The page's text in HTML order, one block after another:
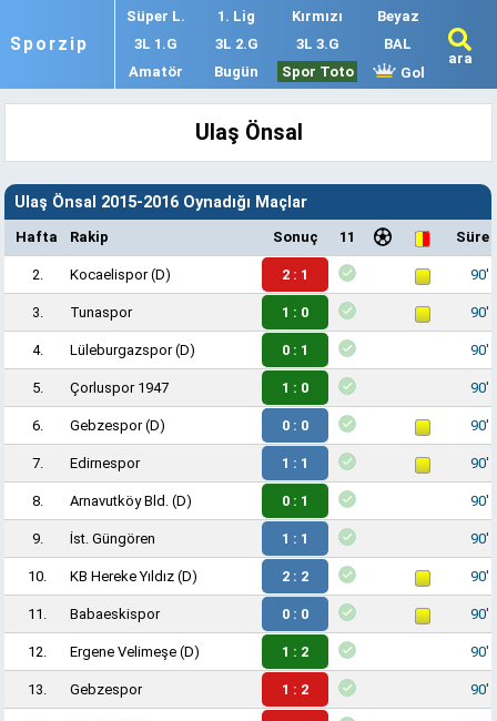
Sporzip
Süper L. 1. Lig Kırmızı
Beyaz
3L 1.G
3L 2.G 3L 3.G
BAL
Amatör
Bugün Spor Toto Gol
ara
Ulaş Önsal
Ulaş Önsal 2015-2016 Oynadığı Maçlar
Hafta Rakip Sonuç 11 Süre
2. Kocaelispor(D) 2 : 1 90'
3. Tunaspor 1 : 0 90'
4. Lüleburgazspor(D) 0 : 1 90'
5. Çorluspor 1947 1 : 0 90'
6. Gebzespor(D) 0 : 0 90'
7. Edirnespor 1 : 1 90'
8. Arnavutköy Bld. (D) 0 : 1 90'
9. İst. Güngören 1 : 1 90'
10. KB Hereke Yıldız (D) 2 : 2 90'
11. Babaeskispor 0 : 0 90'
12. Ergene Velimeşe (D) 1 : 2 90'
13. Gebzespor 1 : 2 90'